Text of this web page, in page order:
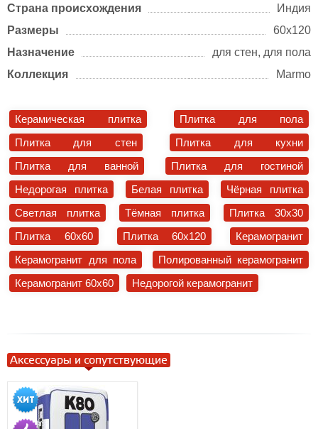
Страна происхождения
Индия
Размеры
60х120
Назначение
для стен, для пола
Коллекция
Marmo
Керамическая плитка
Плитка для пола
Плитка для стен
Плитка для кухни
Плитка для ванной
Плитка для гостиной
Недорогая плитка
Белая плитка
Чёрная плитка
Светлая плитка
Тёмная плитка
Плитка 30x30
Плитка 60x60
Плитка 60x120
Керамогранит
Керамогранит для пола
Полированный керамогранит
Керамогранит 60x60
Недорогой керамогранит
Аксессуары и сопутствующие